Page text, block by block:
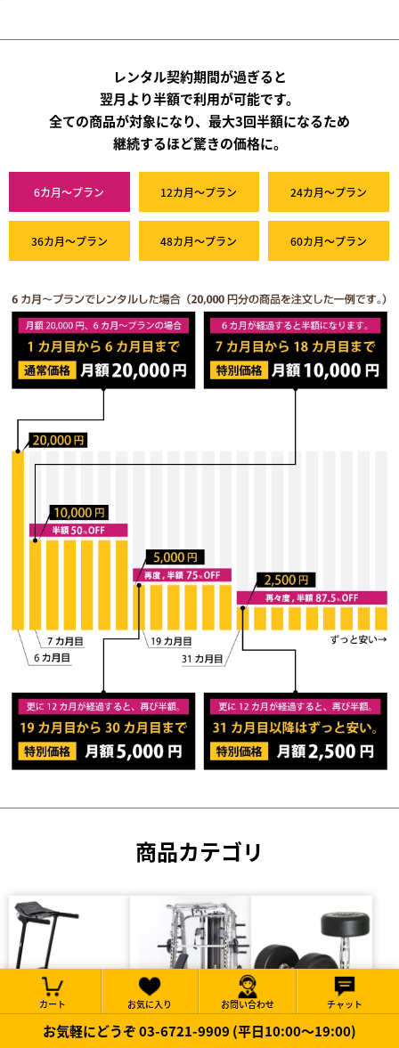
レンタル契約期間が過ぎると
翌月より半額で利用が可能です。
全ての商品が対象になり、最大3回半額になるため
継続するほど驚きの価格に。
6カ月～プラン 12カ月～プラン 24カ月～プラン
36カ月～プラン 48カ月～プラン 60カ月～プラン
商品カテゴリ
有酸素マシン トレーニングマシン ダンベル
お気軽にどうぞ 03-6721-9909 (平日10:00～19:00)
カート お気に入り お問い合わせ チャット